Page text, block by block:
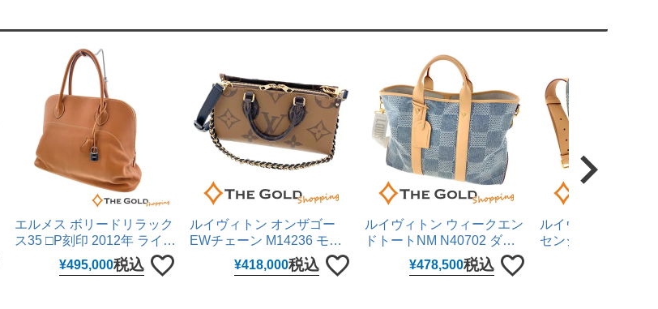
エルメス ボリードリラック
ス35 □P刻印 2012年 ライト
ブラウン ヴォー・シッキム
レザー シルバー金具 ハンド
¥495,000税込
ルイヴィトン オンザゴー
EWチェーン M14236 モノ
グラム リバース キャンバス
ブラウン 2WAY ハンドバッ
¥418,000税込
ルイヴィトン ウィークエン
ドトートNM N40702 ダミ
エ デニム3D ブルー 2WAY
ハンドバッグ ショルダーバ
¥478,500税込
ルイヴィトン モン
センジャーMM